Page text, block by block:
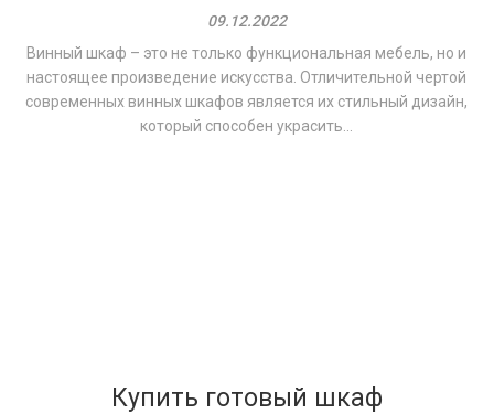
09.12.2022
Винный шкаф – это не только функциональная мебель, но и
настоящее произведение искусства. Отличительной чертой
современных винных шкафов является их стильный дизайн,
который способен украсить...
Купить готовый шкаф